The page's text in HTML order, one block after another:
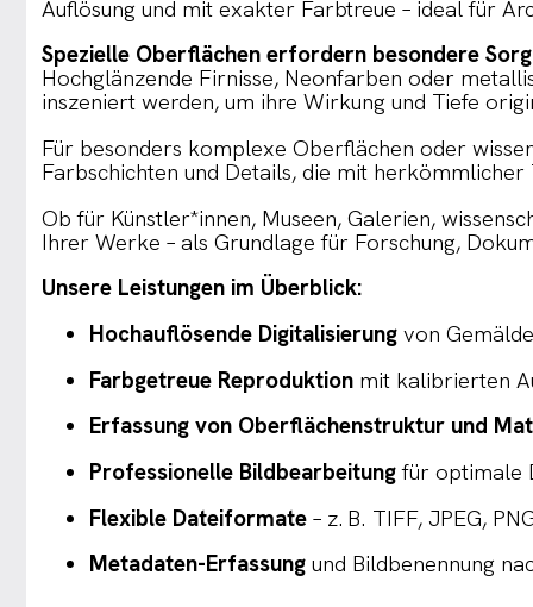
Auflösung und mit exakter Farbtreue – ideal für
Spezielle Oberflächen erfordern besondere
Hochglänzende Firnisse, Neonfarben oder
inszeniert werden, um ihre Wirkung und Tiefe
Für besonders komplexe Oberflächen oder
Farbschichten und Details, die mit
Ob für Künstler*innen, Museen, Galerien,
Ihrer Werke – als Grundlage für Forschung,
Unsere Leistungen im Überblick:
Hochauflösende Digitalisierung von
Farbgetreue Reproduktion mit kalibrierten
Erfassung von Oberflächenstruktur und
Professionelle Bildbearbeitungfür optimale
Flexible Dateiformate – z. B. TIFF, JPEG,
Metadaten-Erfassung und Bildbenennung